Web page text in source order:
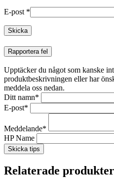
E-post *
Rapportera fel
Upptäcker du något som kanske
produktbeskrivningen eller har
meddela oss nedan.
Ditt namn*
E-post*
Meddelande*
HP Name
Skicka tips
Relaterade produkter